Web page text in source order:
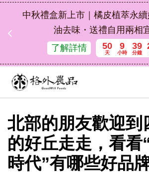
中秋禮盒新上市｜橘皮植萃永
油去味・送禮自用兩相
了解詳情
50
天
9
小時
39
分鐘
北部的朋友歡迎到
的好丘走走，看看
時代”有哪些好品